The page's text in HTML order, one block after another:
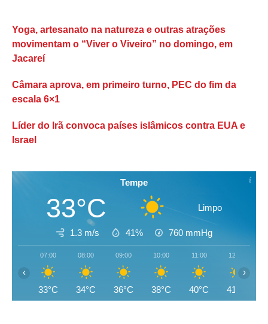
Yoga, artesanato na natureza e outras atrações
movimentam o “Viver o Viveiro” no domingo, em
Jacareí
Câmara aprova, em primeiro turno, PEC do fim da
escala 6×1
Líder do Irã convoca países islâmicos contra EUA e
Israel
Tempe
33°C Limpo
1.3 m/s 41% 760 mmHg
07:00
33°C
08:00
34°C
09:00
36°C
10:00
38°C
11:00
40°C
12:00
41°C
‹ ›